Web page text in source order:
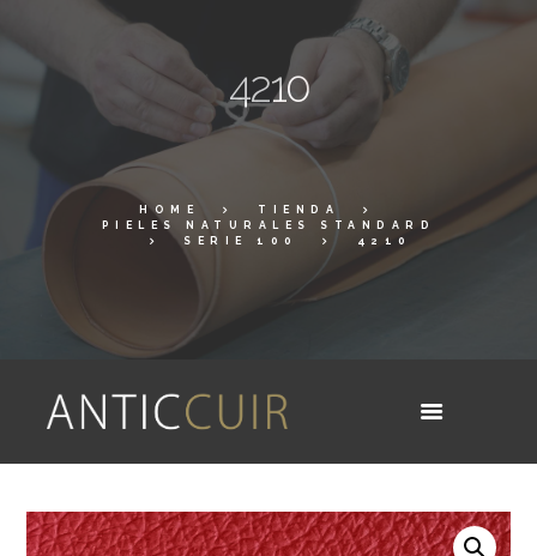
4210
HOME
TIENDA
PIELES NATURALES STANDARD
SERIE 100
4210